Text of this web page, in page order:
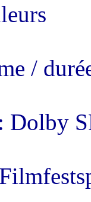
/
Dolby